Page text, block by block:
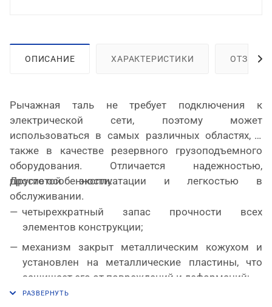
ОПИСАНИЕ ХАРАКТЕРИСТИКИ ОТЗЫВЫ
Рычажная таль не требует подключения к
электрической сети, поэтому может
использоваться в самых различных областях, а
также в качестве резервного грузоподъемного
оборудования. Отличается надежностью,
простотой эксплуатации и легкостью в
обслуживании.
Другие особенности:
четырехкратный запас прочности всех
элементов конструкции;
механизм закрыт металлическим кожухом и
установлен на металлические пластины, что
защищает его от повреждений и деформаций;
грузовая калиброванная цепь выполнена